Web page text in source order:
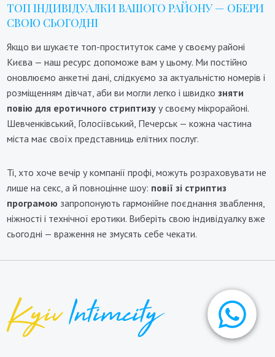
ТОП ІНДИВІДУАЛКИ ВАШОГО РАЙОНУ — ОБЕРИ
СВОЮ СЬОГОДНІ
Якщо ви шукаєте топ-проституток саме у своєму районі
Києва — наш ресурс допоможе вам у цьому. Ми постійно
оновлюємо анкетні дані, слідкуємо за актуальністю номерів і
розміщенням дівчат, аби ви могли легко і швидкозняти
повію для еротичного стриптизу у своєму мікрорайоні.
Шевченківський, Голосіївський, Печерськ — кожна частина
міста має своїх представниць елітних послуг.
Ті, хто хоче вечір у компанії профі, можуть розраховувати не
лише на секс, а й повноцінне шоу: повії зі стриптиз
програмою запропонують гармонійне поєднання зваблення,
ніжності і технічної еротики. Виберіть свою індивідуалку вже
сьогодні — враження не змусять себе чекати.